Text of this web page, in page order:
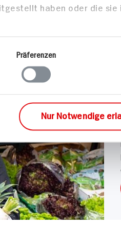
haben oder die sie
Präferenzen
Nur Notwendige